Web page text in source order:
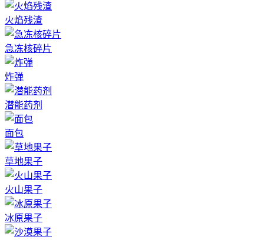
火焰残渣
急冻核碎片
炸弹
潜能药剂
面包
草地果子
火山果子
冰原果子